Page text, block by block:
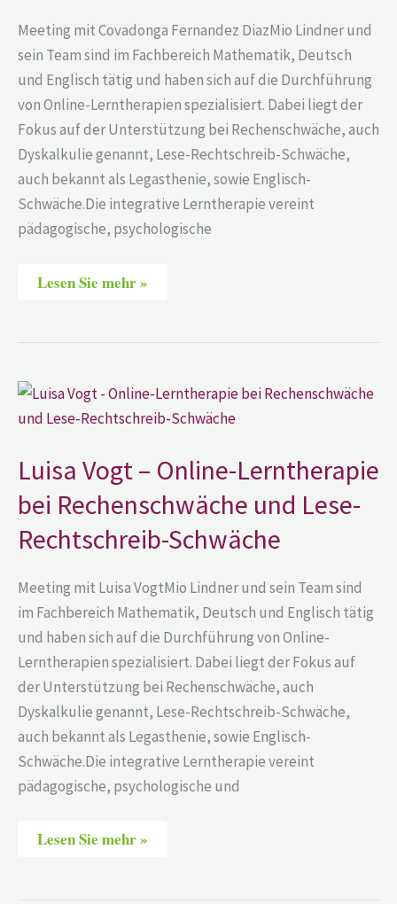
Meeting mit Covadonga Fernandez DiazMio Lindner und
sein Team sind im Fachbereich Mathematik, Deutsch
und Englisch tätig und haben sich auf die Durchführung
von Online-Lerntherapien spezialisiert. Dabei liegt der
Fokus auf der Unterstützung bei Rechenschwäche, auch
Dyskalkulie genannt, Lese-Rechtschreib-Schwäche,
auch bekannt als Legasthenie, sowie Englisch-
Schwäche.Die integrative Lerntherapie vereint
pädagogische, psychologische
Lesen Sie mehr »
Luisa Vogt – Online-Lerntherapie
bei Rechenschwäche und Lese-
Rechtschreib-Schwäche
Meeting mit Luisa VogtMio Lindner und sein Team sind
im Fachbereich Mathematik, Deutsch und Englisch tätig
und haben sich auf die Durchführung von Online-
Lerntherapien spezialisiert. Dabei liegt der Fokus auf
der Unterstützung bei Rechenschwäche, auch
Dyskalkulie genannt, Lese-Rechtschreib-Schwäche,
auch bekannt als Legasthenie, sowie Englisch-
Schwäche.Die integrative Lerntherapie vereint
pädagogische, psychologische und
Luisa
Vogt
–
bei
Rechenschwäche
und
Lese-
Schwäche
Lesen Sie mehr »